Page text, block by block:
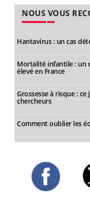
NOUS VOUS
Hantavirus : un cas
Mortalité infantile : un
élevé en France
Grossesse à risque :
chercheurs
Comment oublier les